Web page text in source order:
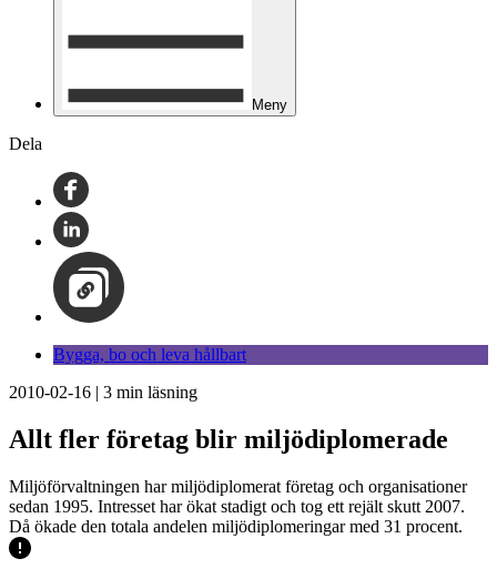
Meny
Dela
Bygga, bo och leva hållbart
2010-02-16 | 3 min läsning
Allt fler företag blir miljödiplomerade
Miljöförvaltningen har miljödiplomerat företag och organisationer
sedan 1995. Intresset har ökat stadigt och tog ett rejält skutt 2007.
Då ökade den totala andelen miljödiplomeringar med 31 procent.